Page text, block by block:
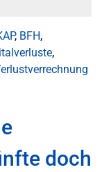
, BFH,
,
doch